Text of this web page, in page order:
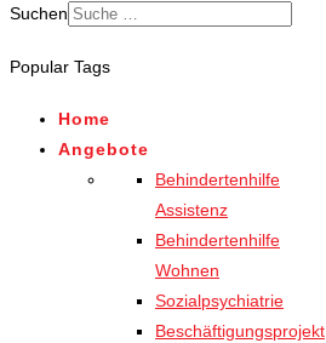
Suchen
for results.
Popular Tags
Home
Angebote
Behindertenhilfe
Assistenz
Behindertenhilfe
Wohnen
Sozialpsychiatrie
Beschäftigungsprojekt